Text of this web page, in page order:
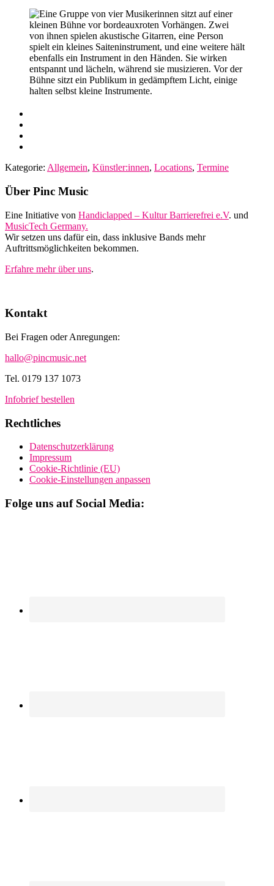
Kategorie: Allgemein, Künstler:innen, Locations, Termine
Footer
Über Pinc Music
Eine Initiative von Handiclapped – Kultur Barrierefrei e.V. und
MusicTech Germany.
Wir setzen uns dafür ein, dass inklusive Bands mehr
Auftrittsmöglichkeiten bekommen.
Erfahre mehr über uns.
Kontakt
Bei Fragen oder Anregungen:
hallo@pincmusic.net
Tel. 0179 137 1073
Infobrief bestellen
Rechtliches
Datenschutzerklärung
Impressum
Cookie-Richtlinie (EU)
Cookie-Einstellungen anpassen
Folge uns auf Social Media: